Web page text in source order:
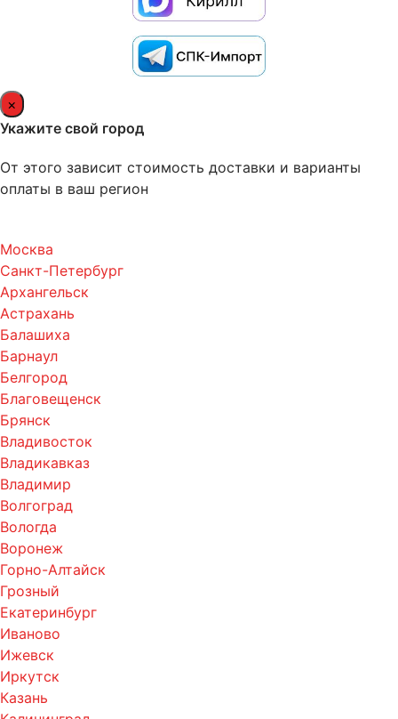
×
Укажите свой город
От этого зависит стоимость доставки и варианты
оплаты в ваш регион
Москва
Санкт-Петербург
Архангельск
Астрахань
Балашиха
Барнаул
Белгород
Благовещенск
Брянск
Владивосток
Владикавказ
Владимир
Волгоград
Вологда
Воронеж
Горно-Алтайск
Грозный
Екатеринбург
Иваново
Ижевск
Иркутск
Казань